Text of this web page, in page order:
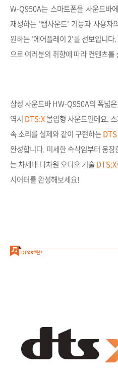
W-Q950A는 스마트폰을사운드바
재생하는 '탭사운드' 기능과 사용자
원하는 '에어플레이 2'를 선보입니다
으로 여러분의 취향에 따라 컨텐츠를
삼성 사운드바 HW-Q950A의 폭넓
역시 DTS:X몰입형 사운드인데요.
속 소리를 실제와 같이 구현하는
완성합니다. 미세한 속삭임부터 웅
는 차세대 다차원 오디오 기술DTS:X
시어터를 완성해보세요!